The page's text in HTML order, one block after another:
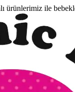
ürünlerimiz ile